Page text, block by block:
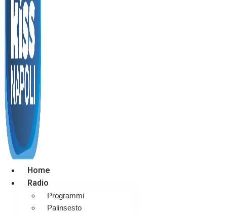
Home
Radio
Programmi
Palinsesto